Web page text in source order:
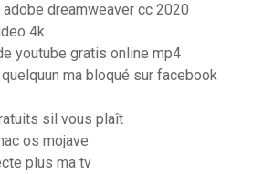
dreamweaver cc 2020
4k
youtube gratis online mp4
ma bloqué sur facebook
sil vous plaît
os mojave
plus ma tv